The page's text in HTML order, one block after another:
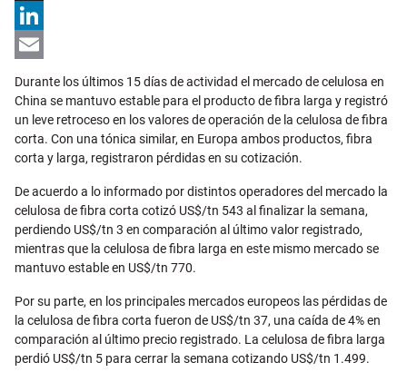
X
LinkedIn
Durante los últimos 15 días de actividad el mercado de celulosa en
China se mantuvo estable para el producto de fibra larga y registró
un leve retroceso en los valores de operación de la celulosa de fibra
corta. Con una tónica similar, en Europa ambos productos, fibra
corta y larga, registraron pérdidas en su cotización.
De acuerdo a lo informado por distintos operadores del mercado la
celulosa de fibra corta cotizó US$/tn 543 al finalizar la semana,
perdiendo US$/tn 3 en comparación al último valor registrado,
mientras que la celulosa de fibra larga en este mismo mercado se
mantuvo estable en US$/tn 770.
Por su parte, en los principales mercados europeos las pérdidas de
la celulosa de fibra corta fueron de US$/tn 37, una caída de 4% en
comparación al último precio registrado. La celulosa de fibra larga
perdió US$/tn 5 para cerrar la semana cotizando US$/tn 1.499.